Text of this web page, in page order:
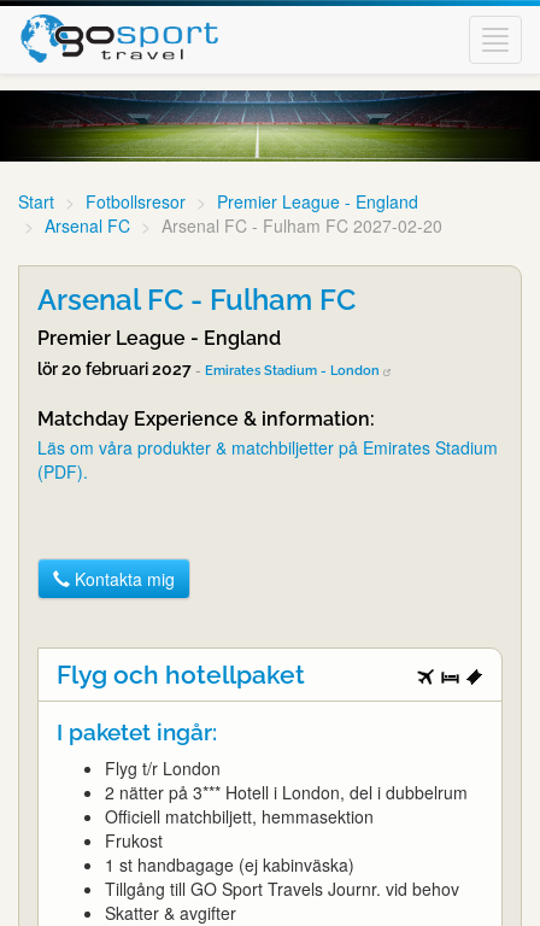
Start Fotbollsresor
Premier League - England
Arsenal FC
Arsenal FC - Fulham FC 2027-02-20
Arsenal FC - Fulham FC
Premier League - England
lör 20 februari 2027 - Emirates Stadium - London
Matchday Experience & information:
Läs om våra produkter & matchbiljetter på Emirates Stadium
(PDF).
Kontakta mig
Flyg och hotellpaket
I paketet ingår:
Flyg t/r London
2 nätter på 3*** Hotell i London, del i dubbelrum
Officiell matchbiljett, hemmasektion
Frukost
1 st handbagage (ej kabinväska)
Tillgång till GO Sport Travels Journr. vid behov
Skatter & avgifter